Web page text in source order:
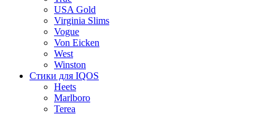
USA Gold
Virginia Slims
Vogue
Von Eicken
West
Winston
Стики для IQOS
Heets
Marlboro
Terea